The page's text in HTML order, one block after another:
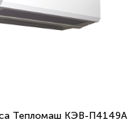
Тепломаш КЭВ-П4149A